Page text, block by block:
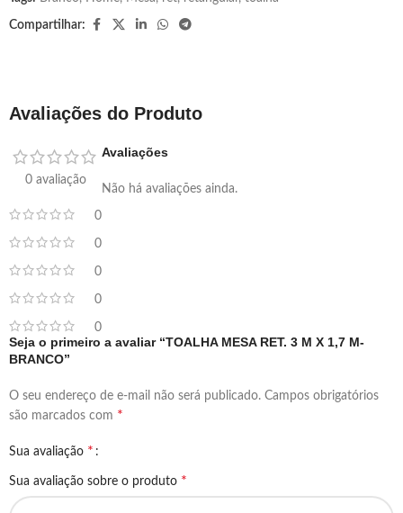
Compartilhar:
Avaliações do Produto
0 avaliação
0
0
0
0
0
Avaliações
Não há avaliações ainda.
Seja o primeiro a avaliar “TOALHA MESA RET. 3 M X 1,7 M-
BRANCO”
O seu endereço de e-mail não será publicado. Campos obrigatórios
são marcados com *
Sua avaliação *
Sua avaliação sobre o produto *